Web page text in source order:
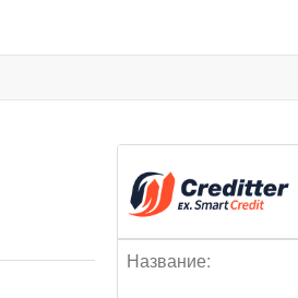
Название: